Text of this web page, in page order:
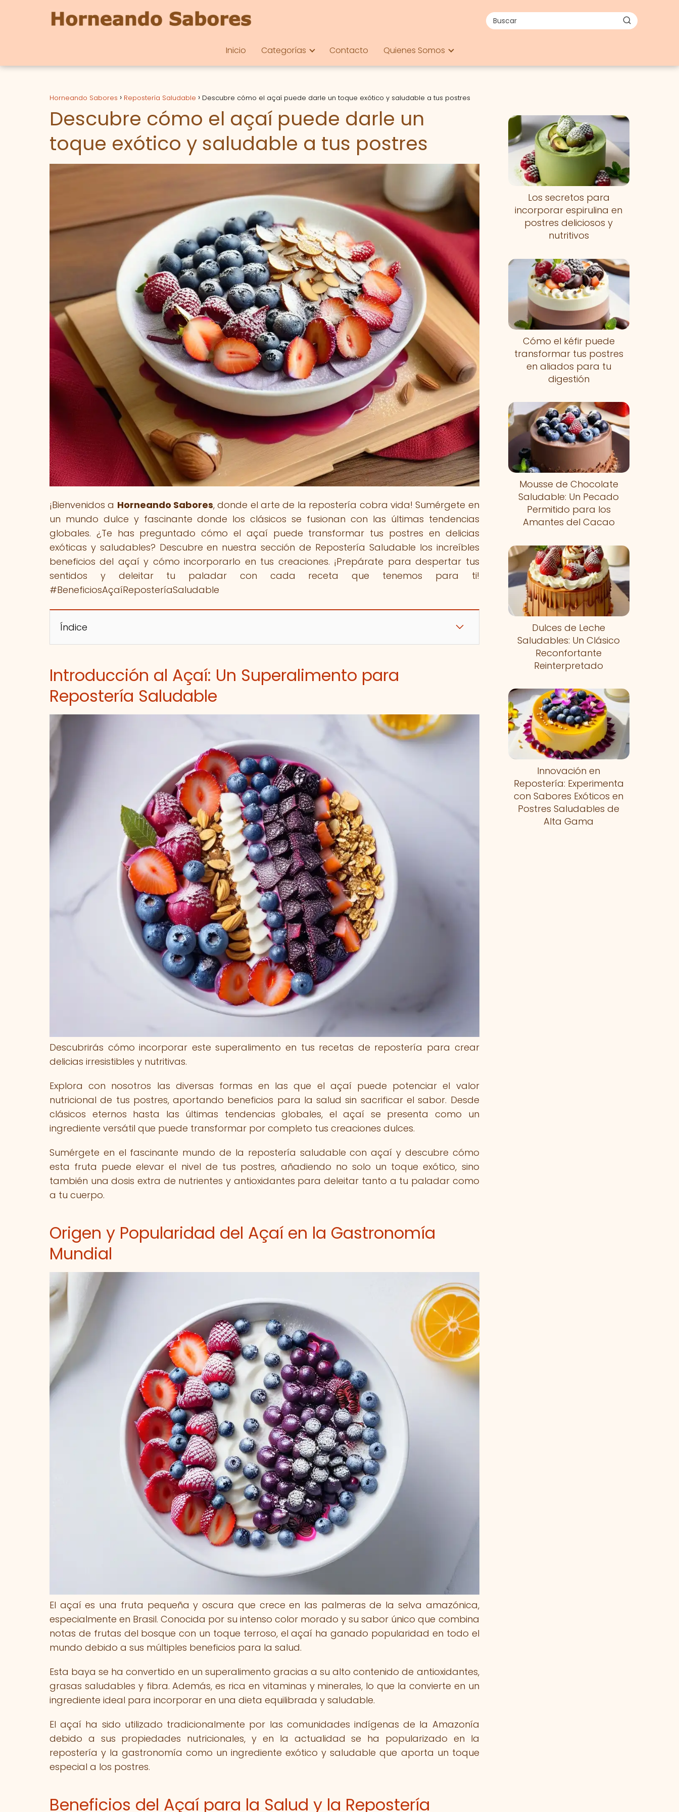
Inicio Categorías Contacto Quienes Somos
Horneando Sabores Repostería Saludable Descubre cómo el açaí puede darle un toque exótico y saludable a tus postres
Descubre cómo el açaí puede darle un
toque exótico y saludable a tus postres
¡Bienvenidos a Horneando Sabores, donde el arte de la repostería cobra vida! Sumérgete en
un mundo dulce y fascinante donde los clásicos se fusionan con las últimas tendencias
globales. ¿Te has preguntado cómo el açaí puede transformar tus postres en delicias
exóticas y saludables? Descubre en nuestra sección de Repostería Saludable los increíbles
beneficios del açaí y cómo incorporarlo en tus creaciones. ¡Prepárate para despertar tus
sentidos y deleitar tu paladar con cada receta que tenemos para ti!
#BeneficiosAçaíReposteríaSaludable
Índice
Introducción al Açaí: Un Superalimento para
Repostería Saludable
Descubrirás cómo incorporar este superalimento en tus recetas de repostería para crear
delicias irresistibles y nutritivas.
Explora con nosotros las diversas formas en las que el açaí puede potenciar el valor
nutricional de tus postres, aportando beneficios para la salud sin sacrificar el sabor. Desde
clásicos eternos hasta las últimas tendencias globales, el açaí se presenta como un
ingrediente versátil que puede transformar por completo tus creaciones dulces.
Sumérgete en el fascinante mundo de la repostería saludable con açaí y descubre cómo
esta fruta puede elevar el nivel de tus postres, añadiendo no solo un toque exótico, sino
también una dosis extra de nutrientes y antioxidantes para deleitar tanto a tu paladar como
a tu cuerpo.
Origen y Popularidad del Açaí en la Gastronomía
Mundial
El açaí es una fruta pequeña y oscura que crece en las palmeras de la selva amazónica,
especialmente en Brasil. Conocida por su intenso color morado y su sabor único que combina
notas de frutas del bosque con un toque terroso, el açaí ha ganado popularidad en todo el
mundo debido a sus múltiples beneficios para la salud.
Esta baya se ha convertido en un superalimento gracias a su alto contenido de antioxidantes,
grasas saludables y fibra. Además, es rica en vitaminas y minerales, lo que la convierte en un
ingrediente ideal para incorporar en una dieta equilibrada y saludable.
El açaí ha sido utilizado tradicionalmente por las comunidades indígenas de la Amazonía
debido a sus propiedades nutricionales, y en la actualidad se ha popularizado en la
repostería y la gastronomía como un ingrediente exótico y saludable que aporta un toque
especial a los postres.
Beneficios del Açaí para la Salud y la Repostería
Los secretos para
incorporar espirulina en
postres deliciosos y
nutritivos
Cómo el kéfir puede
transformar tus postres
en aliados para tu
digestión
Mousse de Chocolate
Saludable: Un Pecado
Permitido para los
Amantes del Cacao
Dulces de Leche
Saludables: Un Clásico
Reconfortante
Reinterpretado
Innovación en
Repostería: Experimenta
con Sabores Exóticos en
Postres Saludables de
Alta Gama